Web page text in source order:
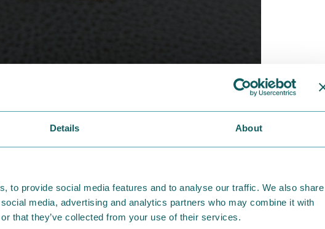
Details About
to provide social media features and to analyse our traffic. We also share
media, advertising and analytics partners who may combine it with
that they’ve collected from your use of their services.